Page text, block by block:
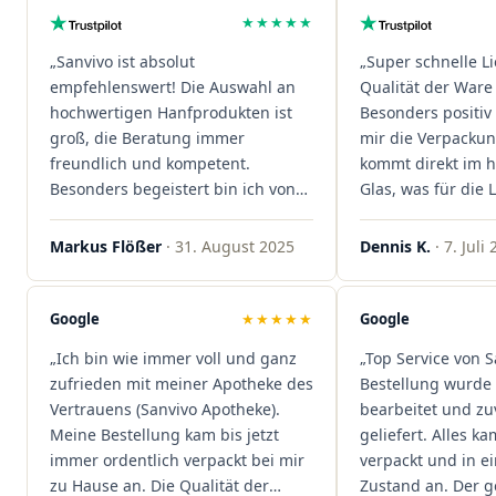
★★★★★
„Sanvivo ist absolut
empfehlenswert! Die Auswahl an
hochwertigen Hanfprodukten ist
groß, die Beratung immer
freundlich und kompetent.
Besonders begeistert bin ich von
der schnellen Rezeptannahme –
alles läuft unkompliziert und
sind extrem zügig, was mir jedes
Mal viel Zeit spart. Man merkt,
Kundenzufriedenheit an erster
Stelle stehen. Vielen Dank an das
Team von Sanvivo – ich bin
rundum begeistert!"
Markus Flößer · 31. August 2025
„Super schnelle
Qualität der
Besonders
mir die
kommt direkt im
Glas, was für die
ist. Ich bestelle
wieder!"
Dennis K. · 7. Juli
Google ★★★★★
„Ich bin wie immer voll und ganz
zufrieden mit meiner Apotheke des
Vertrauens (Sanvivo Apotheke).
Meine Bestellung kam bis jetzt
immer ordentlich verpackt bei mir
zu Hause an. Die Qualität der
Google
„Top Service von
Bestellung wurde
bearbeitet und
geliefert. Alles
verpackt und in
Zustand an. Der